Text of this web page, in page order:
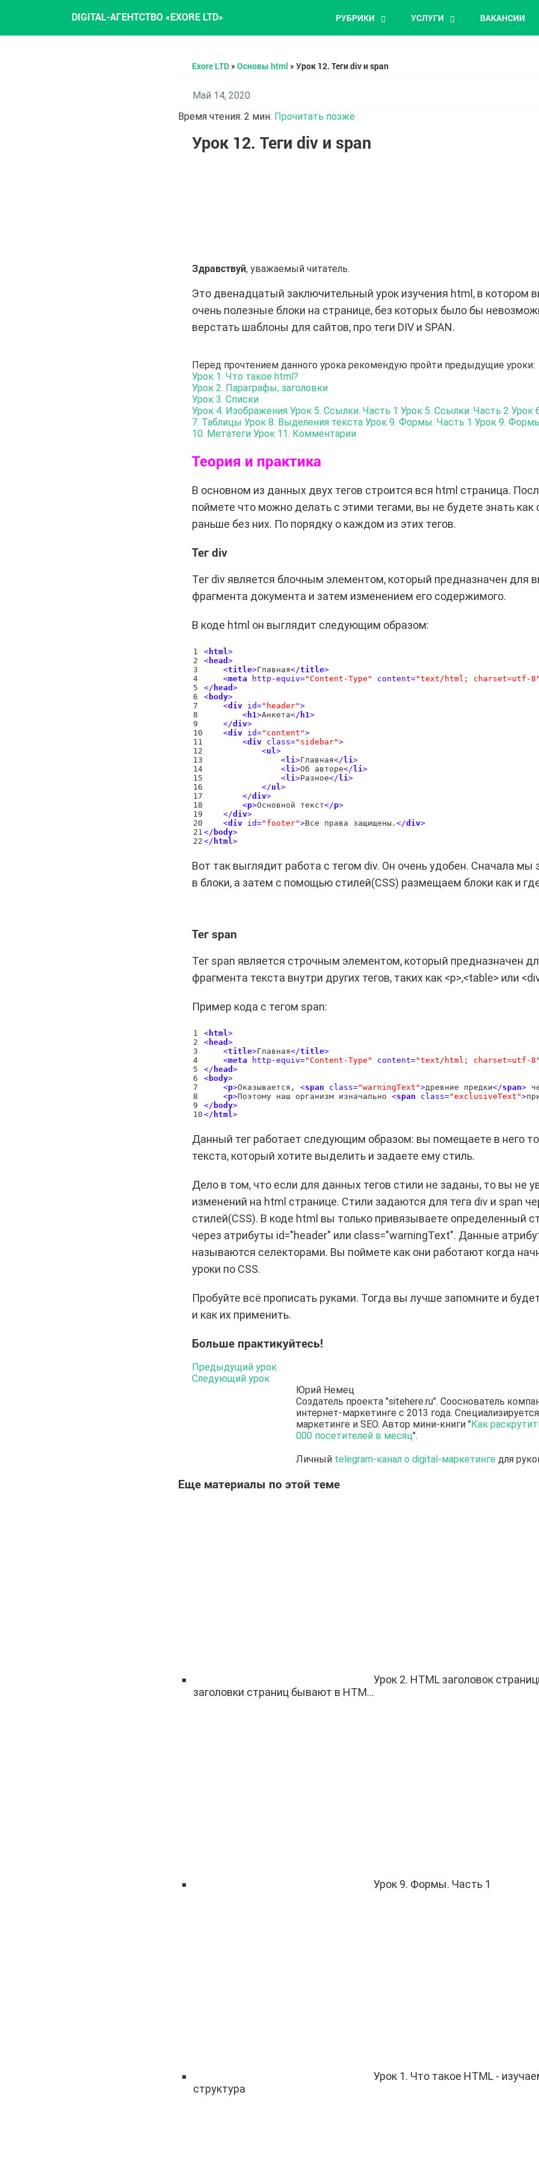
DIGITAL-АГЕНТСТВО «EXORE LTD» РУБРИКИ УСЛУГИ ВАКАНСИИ
Exore LTD» Основы html » Урок 12. Теги div и span
Май 14, 2020
Время чтения:2 мин. Прочитать позже
Урок 12. Теги div и span
Здравствуй, уважаемый читатель.
Это двенадцатый заключительный урок изучения html, в котором
очень полезные блоки на странице, без которых было бы
верстать шаблоны для сайтов, про теги DIV и SPAN.
Перед прочтением данного урока рекомендую пройти предыдущие уроки:
Урок 1. Что такое html?
Урок 2. Параграфы, заголовки
Урок 3. Списки
Урок 4. Изображения Урок 5. Ссылки. Часть 1 Урок 5. Ссылки. Часть 2 Урок
7. Таблицы Урок 8. Выделения текста Урок 9. Формы. Часть 1 Урок 9.
10. Метатеги Урок 11. Комментарии
Теория и практика
В основном из данных двух тегов строится вся html страница.
поймете что можно делать с этими тегами, вы не будете знать как
раньше без них. По порядку о каждом из этих тегов.
Тег div
Тег div является блочным элементом, который предназначен для
фрагмента документа и затем изменением его содержимого.
В коде html он выглядит следующим образом:
1
2
3
4
5
6
7
8
9
10
11
12
13
14
15
16
17
18
19
20
21
<html>
<head >
<title>Главная</title>
<meta http-equiv="Content-Type" content="text/html; charset=utf-8"
</ head >
<body>
<div id="header">
<h1>Анкета</ h1>
</div>
<div id="content">
<div class="sidebar">
<ul>
<li>Главная</ li>
<li>Об авторе</ li>
<li>Разное</ li>
</ul>
</div>
<p>Основной текст</p>
</div>
<div id="footer">Все права защищены. </div>
</ body>
</ html>
Вот так выглядит работа с тегом div. Он очень удобен. Сначала мы
в блоки, а затем с помощью стилей(CSS) размещаем блоки как и
Тег span
Тег span является строчным элементом, который предназначен
фрагмента текста внутри других тегов, таких как <p>,<table>или
Пример кода с тегом span:
1
2
3
4
5
6
7
8
9
<html >
<head >
<title>Главная</title>
<meta http-equiv="Content-Type" content="text/html; charset=utf-8"
</ head >
<body>
<p>Оказывается, <span class="warningText">древние предки</span>
<p>Поэтому наш организм изначально <span class="exclusiveText">
</ body>
</ html >
Данный тег работает следующим образом: вы помещаете в него
текста, который хотите выделить и задаете ему стиль.
Дело в том, что если для данных тегов стили не заданы, то вы не
изменений на html странице. Стили задаются для тега div и span
стилей(CSS). В коде html вы только привязываете определенный
через атрибуты id="header" или class="warningText". Данные
называются селекторами. Вы поймете как они работают когда
уроки по CSS.
Пробуйте всё прописать руками. Тогда вы лучше запомните и
и как их применить.
Больше практикуйтесь!
Предыдущий урок
Следующий урок
Юрий Немец
Создатель проекта "sitehere.ru". Сооснователь
интернет-маркетинге с 2013 года.
маркетинге и SEO. Автор мини-книги "Как
000 посетителей в месяц".
Личный telegram-канал о digital-маркетингедля
Еще материалы по этой теме
Урок 2. HTML заголовок
заголовки страниц бывают в HTM...
Урок 9. Формы. Часть 1
Урок 1. Что такое HTML -
структура